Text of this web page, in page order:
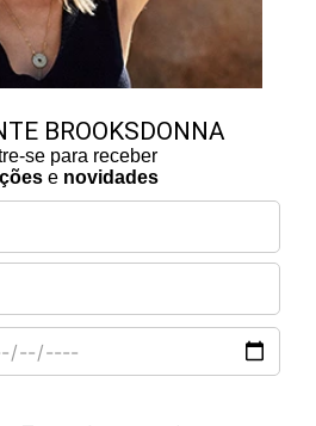
BROOKSDONNA
se para receber